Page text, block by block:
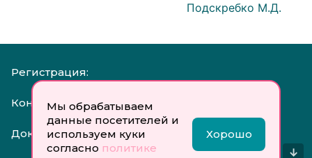
Мы обрабатываем
данные посетителей и
используем куки
согласно политике
Хорошо
Подскребко М.Д.
Регистрация:
Контакты:
Документы:
↓